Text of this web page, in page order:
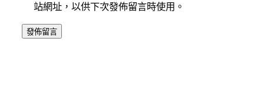
站網址，以供下次發佈留言時使用。